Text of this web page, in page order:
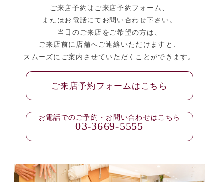
ご来店予約はご来店予約フォーム、
またはお電話にてお問い合わせ下さい。
当日のご来店をご希望の方は、
ご来店前に店舗へご連絡いただけますと、
スムーズにご案内させていただくことができます。
ご来店予約フォームはこちら
お電話でのご予約・お問い合わせはこちら
03-3669-5555